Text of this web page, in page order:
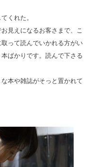
くれた。
見えになるお客さまで、こ
って読んでいかれる方がい
ばかりです。読んで下さる
本や雑誌がそっと置かれて